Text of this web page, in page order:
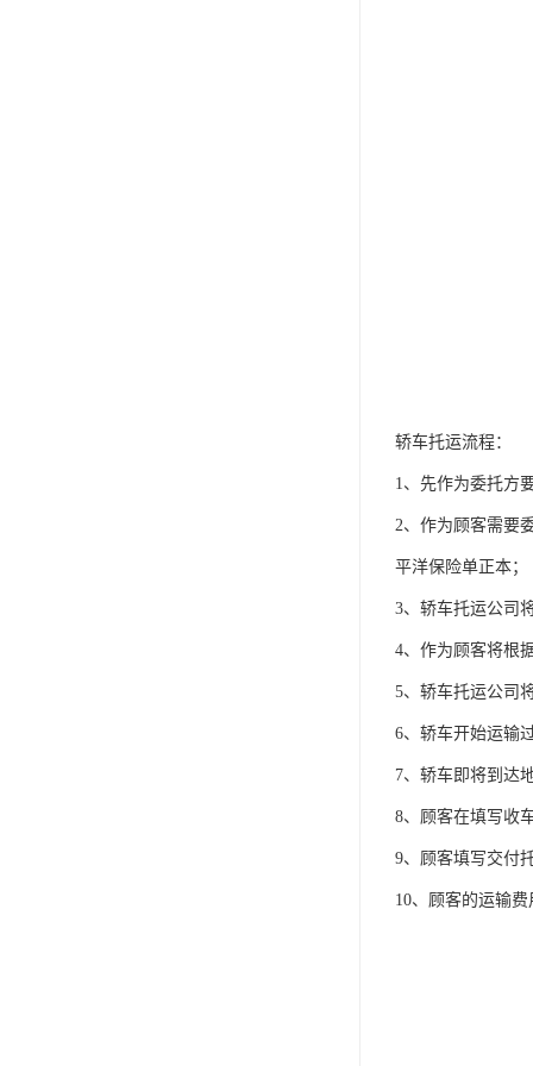
轿车托运流程：
1、先作为委托方
2、作为顾客需要
平洋保险单正本；
3、轿车托运公司
4、作为顾客将根
5、轿车托运公司
6、轿车开始运输
7、轿车即将到达
8、顾客在填写收
9、顾客填写交付
10、顾客的运输